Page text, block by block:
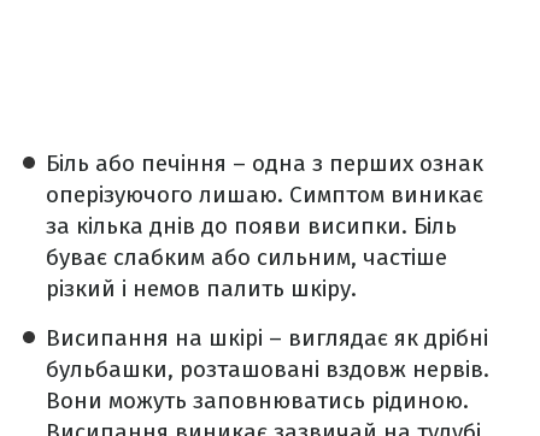
Біль або печіння – одна з перших ознак
оперізуючого лишаю. Симптом виникає
за кілька днів до появи висипки. Біль
буває слабким або сильним, частіше
різкий і немов палить шкіру.
Висипання на шкірі – виглядає як дрібні
бульбашки, розташовані вздовж нервів.
Вони можуть заповнюватись рідиною.